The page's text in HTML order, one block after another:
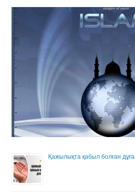
Қажылықта қабыл болған дұға